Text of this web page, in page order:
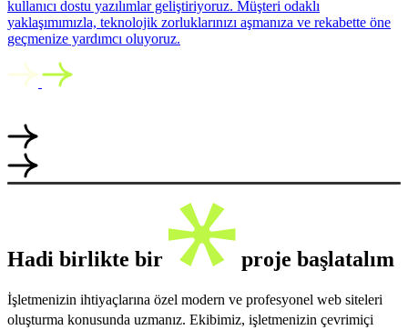
kullanıcı dostu yazılımlar geliştiriyoruz. Müşteri odaklı
yaklaşımımızla, teknolojik zorluklarınızı aşmanıza ve rekabette öne
geçmenize yardımcı oluyoruz.
Hadi birlikte bir proje başlatalım
İşletmenizin ihtiyaçlarına özel modern ve profesyonel web siteleri
oluşturma konusunda uzmanız. Ekibimiz, işletmenizin çevrimiçi